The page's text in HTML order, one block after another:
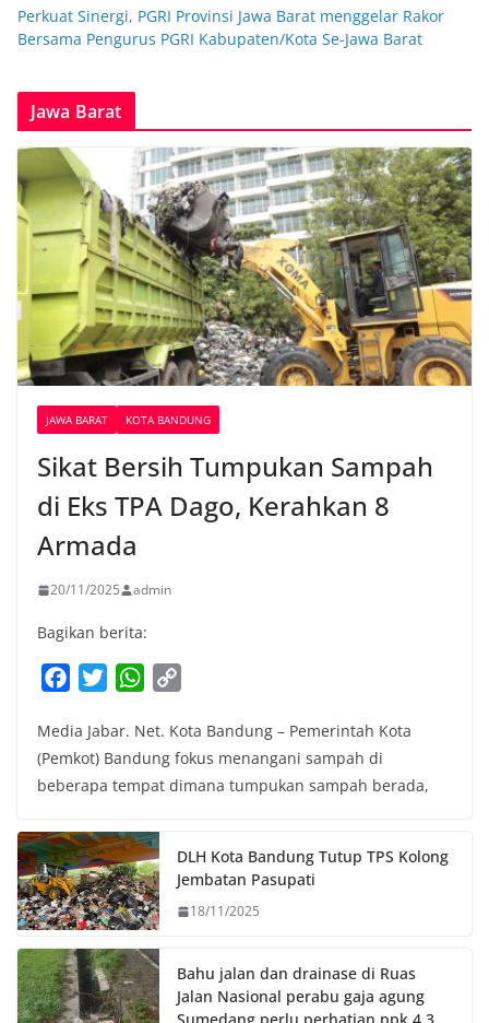
Perkuat Sinergi, PGRI Provinsi Jawa Barat menggelar Rakor
Bersama Pengurus PGRI Kabupaten/Kota Se-Jawa Barat
Jawa Barat
JAWA BARAT KOTA BANDUNG
Sikat Bersih Tumpukan Sampah
di Eks TPA Dago, Kerahkan 8
Armada
20/11/2025 admin
Bagikan berita:
c
e
b
o
k
i
t
t
r
W
a
t
s
p
p
p
y
L
n
k
Media Jabar. Net. Kota Bandung – Pemerintah Kota
(Pemkot) Bandung fokus menangani sampah di
beberapa tempat dimana tumpukan sampah berada,
DLH Kota Bandung Tutup TPS Kolong
Jembatan Pasupati
18/11/2025
Bahu jalan dan drainase di Ruas
Jalan Nasional perabu gaja agung